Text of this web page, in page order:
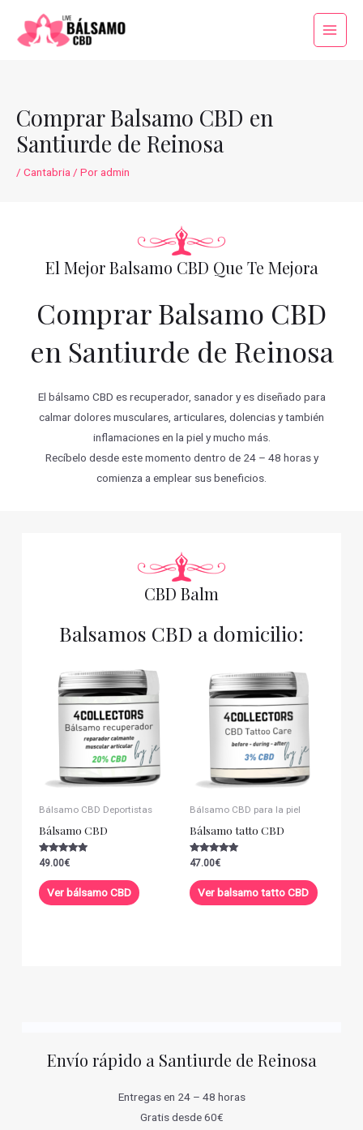
contenido
Main
Comprar Balsamo CBD en
Santiurde de Reinosa
/ Cantabria / Poradmin
El Mejor Balsamo CBD Que Te Mejora
Comprar Balsamo CBD
en Santiurde de Reinosa
El bálsamo CBD es recuperador, sanador y es diseñado para
calmar dolores musculares, articulares, dolencias y también
inflamaciones en la piel y mucho más.
Recíbelo desde este momento dentro de 24 – 48 horas y
comienza a emplear sus beneficios.
CBD Balm
Balsamos CBD a domicilio:
Bálsamo CBD Deportistas
Bálsamo CBD
Valorado con
de 5
49.00€
Ver bálsamo CBD
Bálsamo CBD para la piel
Bálsamo tatto CBD
Valorado con
de 5
47.00€
Ver balsamo tatto CBD
Envío rápido a Santiurde de Reinosa
Entregas en 24 – 48 horas
Gratis desde 60€